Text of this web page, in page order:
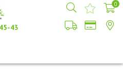
43
0